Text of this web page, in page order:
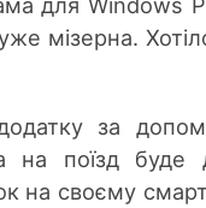
мізерна.
за
на поїзд буде
на своєму